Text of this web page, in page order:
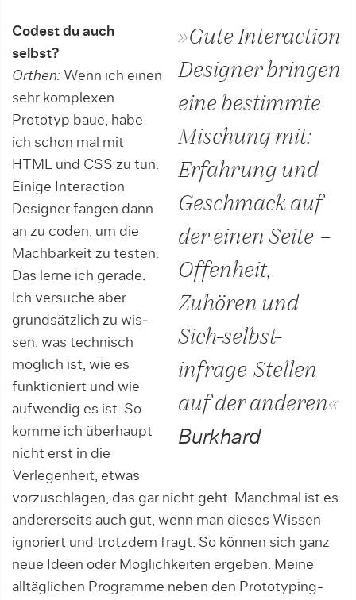
»Gute Interaction
Desi­gner bringen
eine bestimmte
Mischung mit:
Erfahrung und
Geschmack auf
der einen Seite –
Offenheit,
Zuhören und
Sich-selbst-
infrage-Stellen
auf der anderen«
Burkhard
Codest du auch
selbst?
Orthen: Wenn ich einen
sehr komplexen
Prototyp baue, habe
ich schon mal mit
HTML und CSS zu tun.
Einige Interaction
Designer fangen dann
an zu coden, um die
Machbarkeit zu testen.
Das lerne ich gerade.
Ich versuche aber
grundsätzlich zu wis­
sen, was technisch
möglich ist, wie es
funk­tioniert und wie
aufwendig es ist. So
kom­me ich überhaupt
nicht erst in die
Verlegen­heit, etwas
vorzuschlagen, das gar nicht geht. Manchmal ist es
andererseits auch gut, wenn man dieses Wissen
ignoriert und trotzdem fragt. So können sich ganz
neue Ideen oder Möglichkeiten ergeben. Meine
alltäglichen Programme neben den Prototyping-